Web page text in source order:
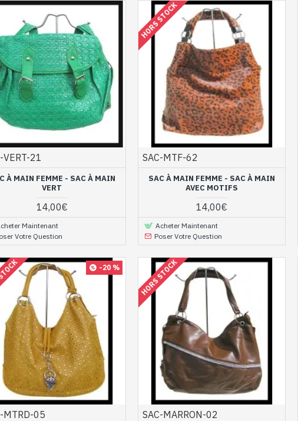
VERT-21
À MAIN FEMME - SAC À MAIN
VERT
14,00€
Maintenant
Votre Question
HORS STOCK
SAC-MTF-62
SAC À MAIN FEMME - SAC À MAIN
AVEC MOTIFS
14,00€
Acheter Maintenant
Poser Votre Question
-20 %
MTRD-05
HORS STOCK
SAC-MARRON-02